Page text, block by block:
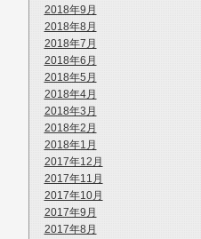
2018年9月
2018年8月
2018年7月
2018年6月
2018年5月
2018年4月
2018年3月
2018年2月
2018年1月
2017年12月
2017年11月
2017年10月
2017年9月
2017年8月